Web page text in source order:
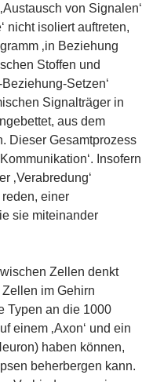
von Signalen‘
nicht isoliert auftreten,
‚in Beziehung
Stoffen und
Setzen‘
Signalträger in
aus dem
Dieser Gesamtprozess
Insofern
‚Verabredung‘
einer
sie miteinander
Zellen denkt
im Gehirn
Typen an die 1000
einem ‚Axon‘ und ein
haben können,
beherbergen kann.